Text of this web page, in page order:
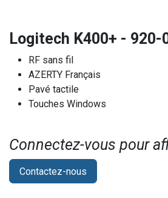
Logitech K400+ - 920-
RF sans fil
AZERTY Français
Pavé tactile
Touches Windows
Connectez-vous pour
Contactez-nous